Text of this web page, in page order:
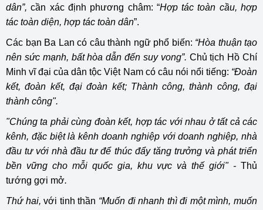
dân”, cần xác định phương châm: “Hợp tác toàn cầu, hợp
tác toàn diện, hợp tác toàn dân”.
Các bạn Ba Lan có câu thành ngữ phổ biến: “Hòa thuận tạo
nên sức mạnh, bất hòa dẫn đến suy vong”. Chủ tịch Hồ Chí
Minh vĩ đại của dân tộc Việt Nam có câu nói nổi tiếng: “Đoàn
kết, đoàn kết, đại đoàn kết; Thành công, thành công, đại
thành công".
"Chúng ta phải cùng đoàn kết, hợp tác với nhau ở tất cả các
kênh, đặc biệt là kênh doanh nghiệp với doanh nghiệp, nhà
đầu tư với nhà đầu tư để thúc đẩy tăng trưởng và phát triển
bền vững cho mỗi quốc gia, khu vực và thế giới" - Thủ
tướng gợi mở.
Thứ hai, với tinh thần “Muốn đi nhanh thì đi một mình, muốn